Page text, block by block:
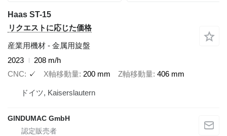
Haas ST-15
リクエストに応じた価格
産業用機材 - 金属用旋盤
2023
208 m/h
CNC
✓ X軸移動量 200 mm Z軸移動量 406 mm
ドイツ, Kaiserslautern
GINDUMAC GmbH